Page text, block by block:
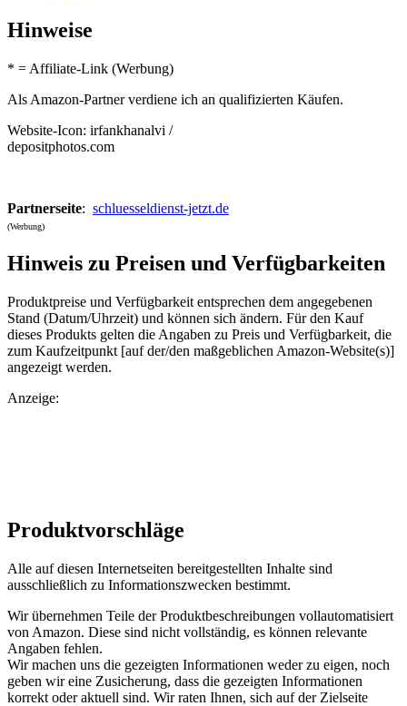
Hinweise
* = Affiliate-Link (Werbung)
Als Amazon-Partner verdiene ich an qualifizierten Käufen.
Website-Icon: irfankhanalvi /
depositphotos.com
Partnerseite: schluesseldienst-jetzt.de
(Werbung)
Hinweis zu Preisen und Verfügbarkeiten
Produktpreise und Verfügbarkeit entsprechen dem angegebenen
Stand (Datum/Uhrzeit) und können sich ändern. Für den Kauf
dieses Produkts gelten die Angaben zu Preis und Verfügbarkeit, die
zum Kaufzeitpunkt [auf der/den maßgeblichen Amazon-Website(s)]
angezeigt werden.
Anzeige:
Produktvorschläge
Alle auf diesen Internetseiten bereitgestellten Inhalte sind
ausschließlich zu Informationszwecken bestimmt.
Wir übernehmen Teile der Produktbeschreibungen vollautomatisiert
von Amazon. Diese sind nicht vollständig, es können relevante
Angaben fehlen.
Wir machen uns die gezeigten Informationen weder zu eigen, noch
geben wir eine Zusicherung, dass die gezeigten Informationen
korrekt oder aktuell sind. Wir raten Ihnen, sich auf der Zielseite